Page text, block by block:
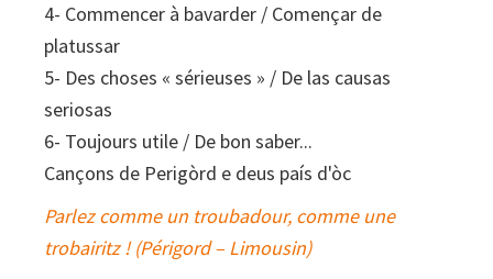
4- Commencer à bavarder / Començar de
platussar
5- Des choses « sérieuses » / De las causas
seriosas
6- Toujours utile / De bon saber...
Cançons de Perigòrd e deus país d'òc
Parlez comme un troubadour, comme une
trobairitz ! (Périgord – Limousin)